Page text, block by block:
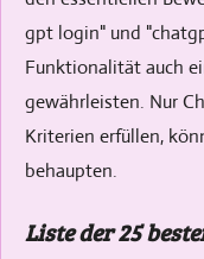
gpt login" und
Funktionalität auch
gewährleisten. Nur
Kriterien erfüllen,
behaupten.
Liste der 25